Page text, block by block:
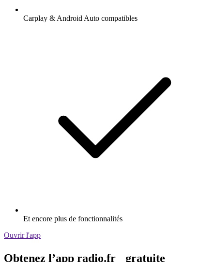
Carplay & Android Auto compatibles
Et encore plus de fonctionnalités
Ouvrir l'app
Obtenez l’app radio.fr gratuite